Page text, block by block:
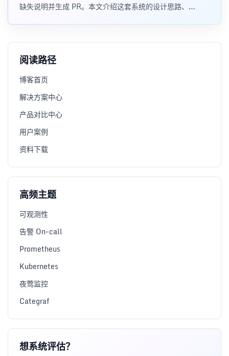
缺失说明并生成 PR。本文介绍这套系统的设计思路、
阅读路径
博客首页
解决方案中心
产品对比中心
用户案例
资料下载
高频主题
可观测性
告警 On-call
Prometheus
Kubernetes
夜莺监控
Categraf
想系统评估？